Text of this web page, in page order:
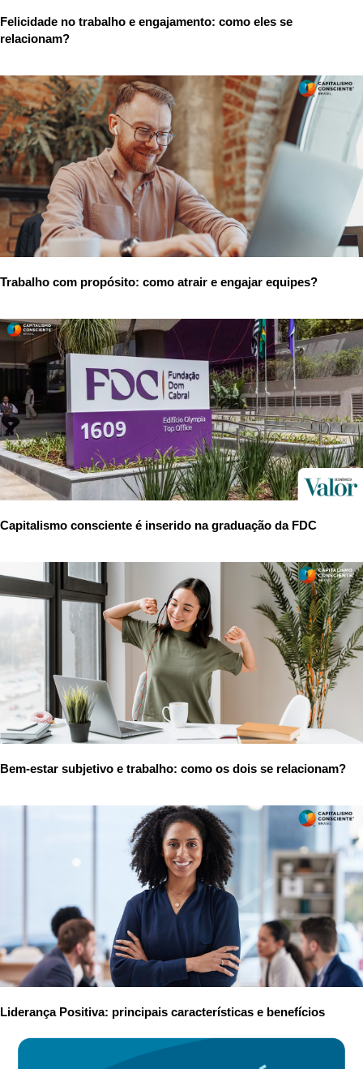
Felicidade no trabalho e engajamento: como eles se
relacionam?
Trabalho com propósito: como atrair e engajar equipes?
Capitalismo consciente é inserido na graduação da FDC
Bem-estar subjetivo e trabalho: como os dois se relacionam?
Liderança Positiva: principais características e benefícios